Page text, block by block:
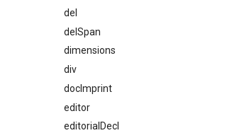
del
delSpan
dimensions
div
docImprint
editor
editorialDecl